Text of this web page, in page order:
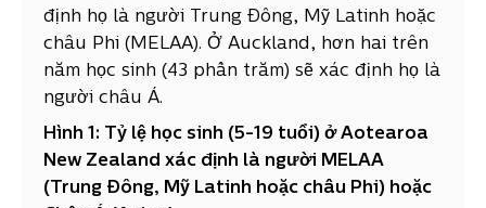
định họ là người Trung Đông, Mỹ Latinh hoặc
châu Phi (MELAA). Ở Auckland, hơn hai trên
năm học sinh (43 phần trăm) sẽ xác định họ là
người châu Á.
Hình 1: Tỷ lệ học sinh (5-19 tuổi) ở Aotearoa
New Zealand xác định là người MELAA
(Trung Đông, Mỹ Latinh hoặc châu Phi) hoặc